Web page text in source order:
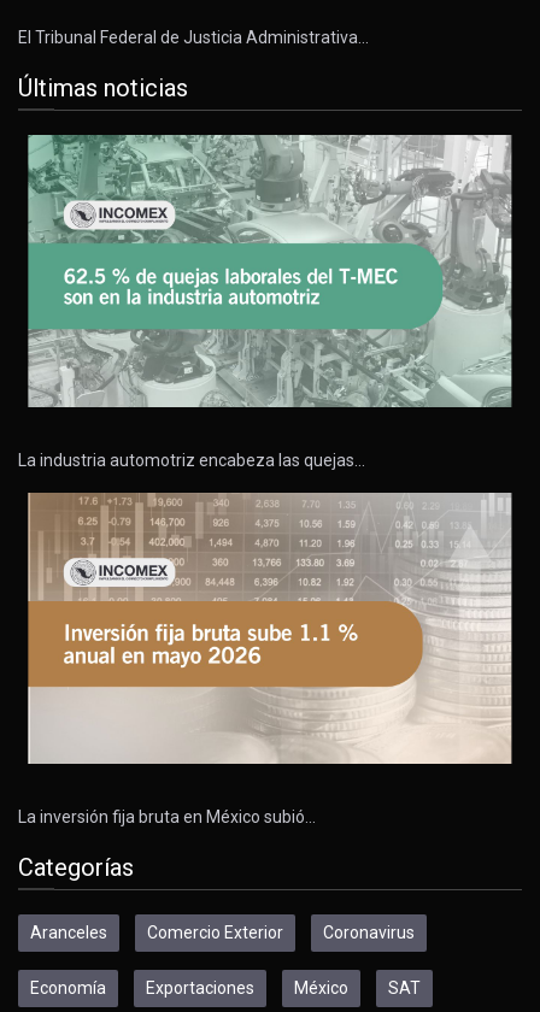
El Tribunal Federal de Justicia Administrativa…
Últimas noticias
La industria automotriz encabeza las quejas…
La inversión fija bruta en México subió…
Categorías
Aranceles Comercio Exterior Coronavirus
Economía Exportaciones México SAT